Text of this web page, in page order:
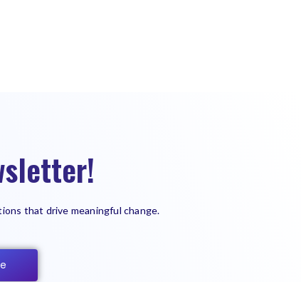
that drive meaningful change.